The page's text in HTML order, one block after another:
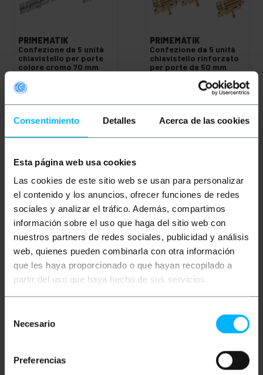
Consentimiento Detalles Acerca de las cookies
Esta página web usa cookies
Las cookies de este sitio web se usan para personalizar
el contenido y los anuncios, ofrecer funciones de redes
sociales y analizar el tráfico. Además, compartimos
información sobre el uso que haga del sitio web con
nuestros partners de redes sociales, publicidad y análisis
web, quienes pueden combinarla con otra información
que les haya proporcionado o que hayan recopilado a
partir del uso que haya hecho de sus servicios.
Necesario
Preferencias
PRIMEMATIK
Confezione da 5 unità
chiavistello per porte
colore cromo 70 mm
PVP
6,32
6,32€IVA inc.
Consegna immediata
PRIMEMATIK
Confezione da 5 unità
chiavistello rinforzato
per porte da 50 mm
6,32€IVA inc.
PVD
5,10€
Consegna immediata
chiavistello rinforzato
per porte da 50 mm
6,32€
chiavistello per porte
colore cromo 100 mm
5,79 €